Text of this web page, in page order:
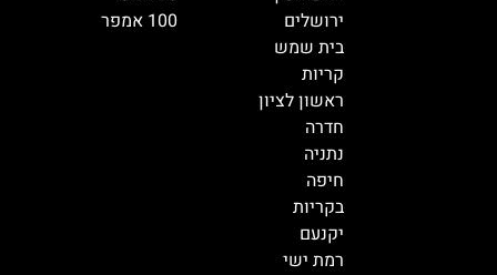
100 אמפר
ירושלים
בית שמש
קריות
ראשון לציון
חדרה
נתניה
חיפה
בקריות
יקנעם
רמת ישי